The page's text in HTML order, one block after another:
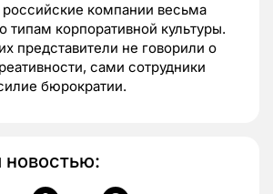
компании весьма
типам корпоративной культуры.
представители не говорили о
сами сотрудники
бюрократии.
новостью: